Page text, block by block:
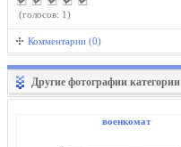
(голосов: 1)
Комментарии (0)
Другие фотографии категории
военкомат